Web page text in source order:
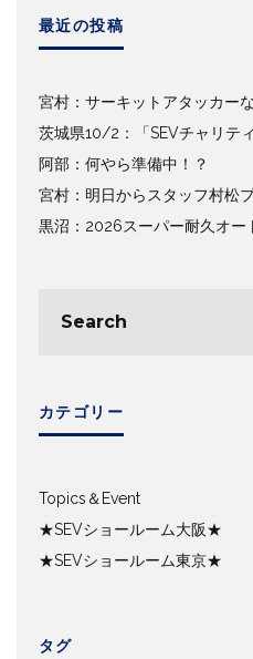
最近の投稿
宮村：サーキットアタッカー
茨城県10/2：「SEVチャリテ
阿部：何やら準備中！？
宮村：明日からスタッフ村松
黒沼：2026スーパー耐久オ
カテゴリー
Topics＆Event
★SEVショールーム大阪★
★SEVショールーム東京★
タグ